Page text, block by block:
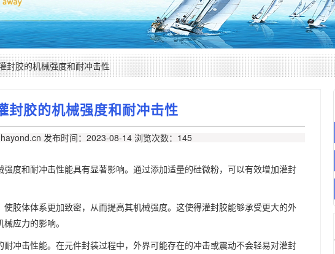
封胶的机械强度和耐冲击性
封胶的机械强度和耐冲击性
发布时间：2023-08-14 浏览次数：145
强度和耐冲击性能具有显著影响。通过添加适量的硅微粉，可以有效增加灌封
胶体体系更加致密，从而提高其机械强度。这使得灌封胶能够承受更大的外
应力的影响。
冲击性能。在元件封装过程中，外界可能存在的冲击或震动不会轻易对灌封